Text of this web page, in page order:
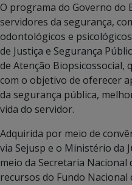
O programa do Governo do
servidores da segurança,
odontológicos e
de Justiça e Segurança
de Atenção Biopsicossocial,
com o objetivo de oferecer
da segurança pública,
vida do servidor.
Adquirida por meio de
via Sejusp e o Ministério da
meio da Secretaria Nacional
recursos do Fundo Nacional